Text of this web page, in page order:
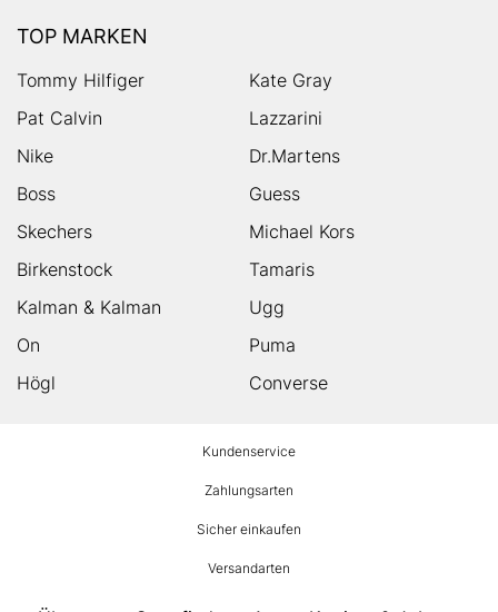
TOP MARKEN
Tommy Hilfiger
Kate Gray
Pat Calvin
Lazzarini
Nike
Dr.Martens
Boss
Guess
Skechers
Michael Kors
Birkenstock
Tamaris
Kalman & Kalman
Ugg
On
Puma
Högl
Converse
Kundenservice
Zahlungsarten
Sicher einkaufen
Versandarten